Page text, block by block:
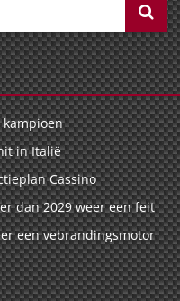
kampioen
in Italië
Cassino
dan 2029 weer een feit
een vebrandingsmotor